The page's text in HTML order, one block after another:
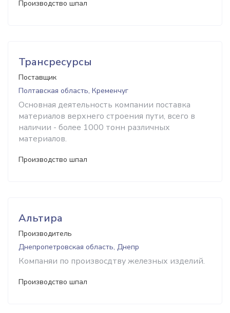
Производство шпал
Трансресурсы
Поставщик
Полтавская область, Кременчуг
Основная деятельность компании поставка
материалов верхнего строения пути, всего в
наличии - более 1000 тонн различных
материалов.
Производство шпал
Альтира
Производитель
Днепропетровская область, Днепр
Компаняи по произвосдтву железных изделий.
Производство шпал